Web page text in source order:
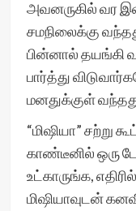
அவனருகில் வர
சமநிலைக்கு
பின்னால் தயங்கி
பார்த்து
மனதுக்குள்
“மிஷியா” சற்று
காண்டீனில் ஒரு
உட்காருங்க,
மிஷியாவுடன்